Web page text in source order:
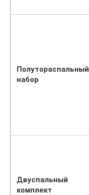
Полутораспальный
набор
Двуспальный
комплект